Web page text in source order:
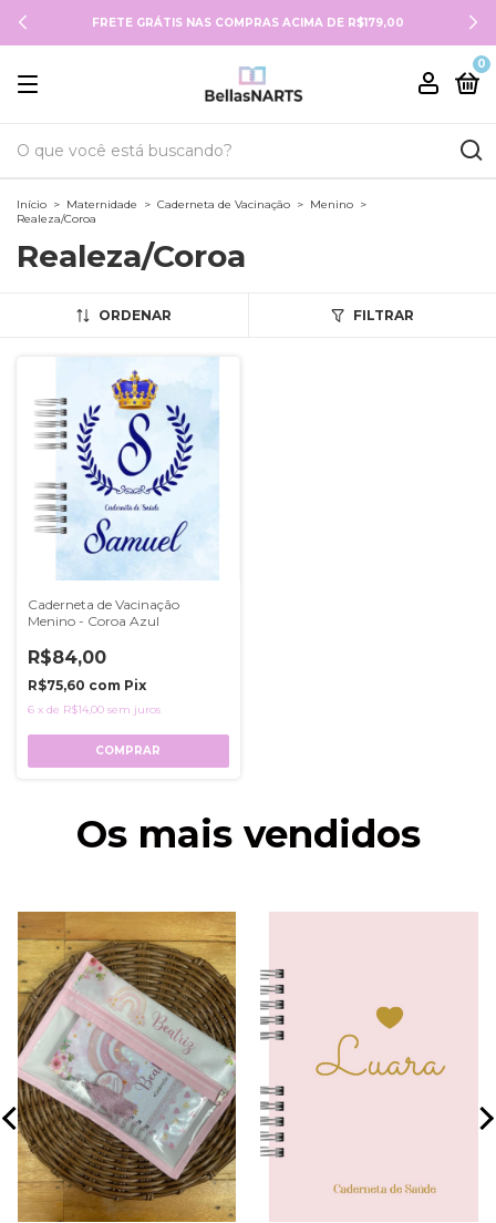
FRETE GRÁTIS NAS COMPRAS ACIMA DE R$179,00
0
Início > Maternidade > Caderneta de Vacinação > Menino >
Realeza/Coroa
Realeza/Coroa
ORDENAR FILTRAR
Caderneta de Vacinação
Menino - Coroa Azul
R$84,00
R$75,60 com Pix
6 x de R$14,00 sem juros
COMPRAR
Os mais vendidos